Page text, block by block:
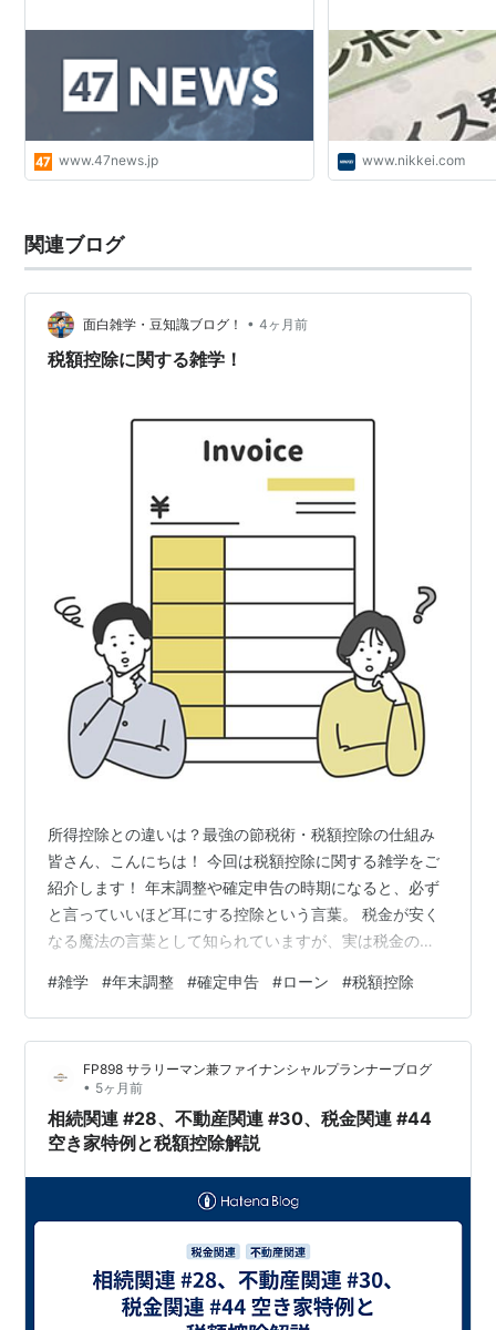
www.47news.jp www.nikkei.com
関連ブログ
面白雑学・豆知識ブログ！ • 4ヶ月前
税額控除に関する雑学！
所得控除との違いは？最強の節税術・税額控除の仕組み
皆さん、こんにちは！ 今回は税額控除に関する雑学をご
紹介します！ 年末調整や確定申告の時期になると、必ず
と言っていいほど耳にする控除という言葉。 税金が安く
なる魔法の言葉として知られていますが、実は税金の世
みが存在することをご存知でしょうか？ 名前はたった一
文字しか違いませんが、その節税効果には天と地ほどの
差があります。 サラリーマンから個人事業主まで、絶対
に知っておくべき最強の節税手段・税額控除の圧倒的な
パワーとその仕組みについて詳しく解説します。 🆚 似て
非なるもの！所得控除との決定的な…
#雑学 #年末調整 #確定申告 #ローン #税額控除
FP898 サラリーマン兼ファイナンシャルプランナーブログ
• 5ヶ月前
相続関連 #28、不動産関連 #30、税金関連 #44
空き家特例と税額控除解説